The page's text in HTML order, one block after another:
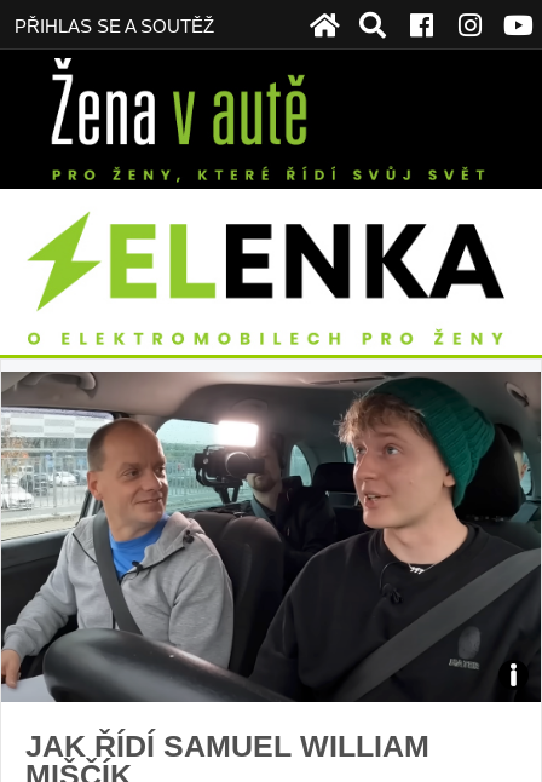
PŘIHLAS SE A SOUTĚŽ
JAK ŘÍDÍ SAMUEL WILLIAM
MIŠČÍK